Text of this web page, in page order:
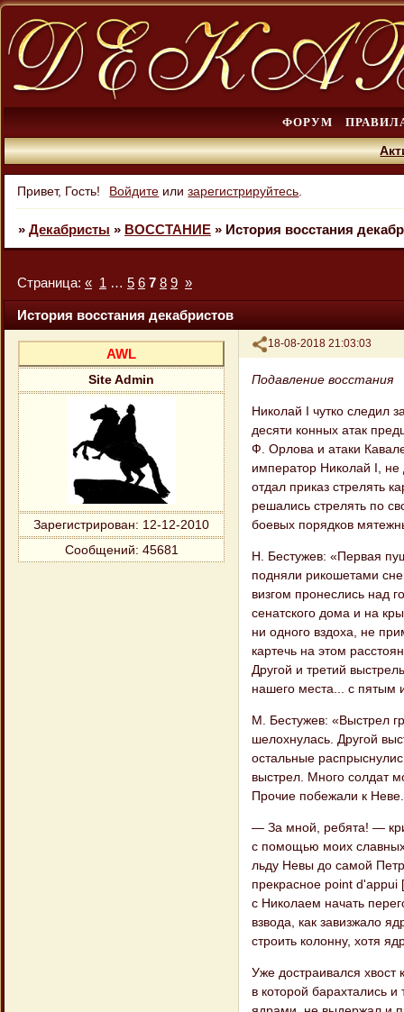
ФОРУМ
Привет, Гость! Войдите илизарегистрируйтесь
» Декабристы » ВОССТАНИЕ » История восстания
История восстания декабристов
Страница: « 1 … 5 6 7 8 9 »
Поделиться
18-08-2018 21:03:03
AWL
Site Admin
Зарегистрирован: 12-12-2010
Сообщений: 45681
Подавление восстания
Николай I чутко следил
десяти конных атак
Ф. Орлова и атаки
император Николай I, не
отдал приказ стрелять
решались стрелять по
боевых порядков
Н. Бестужев: «Первая
подняли рикошетами
визгом пронеслись над
сенатского дома и на
ни одного вздоха, не
картечь на этом
Другой и третий
нашего места... с пятым
М. Бестужев: «Выстрел
шелохнулась. Другой
остальные
выстрел. Много солдат
Прочие побежали к
— За мной, ребята! —
с помощью моих славных
льду Невы до самой
прекрасное point
с Николаем начать
взвода, как завизжало
строить колонну, хотя
Уже достраивался
в которой барахтались